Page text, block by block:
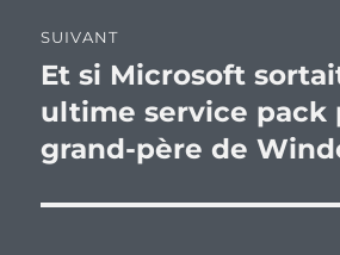
SUIVANT
Publication
suivante :
Et si Microsoft
ultime service pack
grand-père de